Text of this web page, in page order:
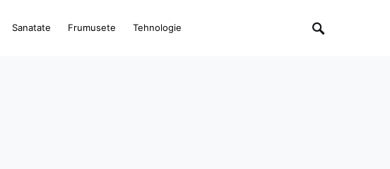
Sanatate Frumusete Tehnologie